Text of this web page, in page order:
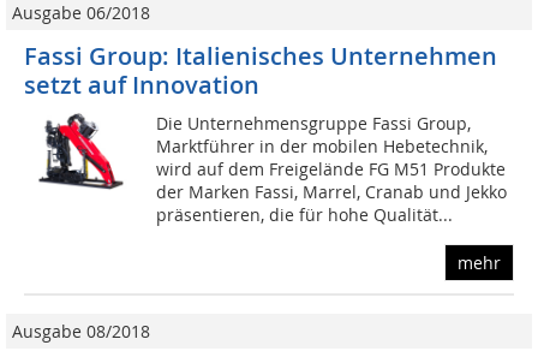
Ausgabe 06/2018
Fassi Group: Italienisches Unternehmen
setzt auf Innovation
Die Unternehmensgruppe Fassi Group,
Marktführer in der mobilen Hebetechnik,
wird auf dem Freigelände FG M51 Produkte
der Marken Fassi, Marrel, Cranab und Jekko
präsentieren, die für hohe Qualität...
mehr
Ausgabe 08/2018